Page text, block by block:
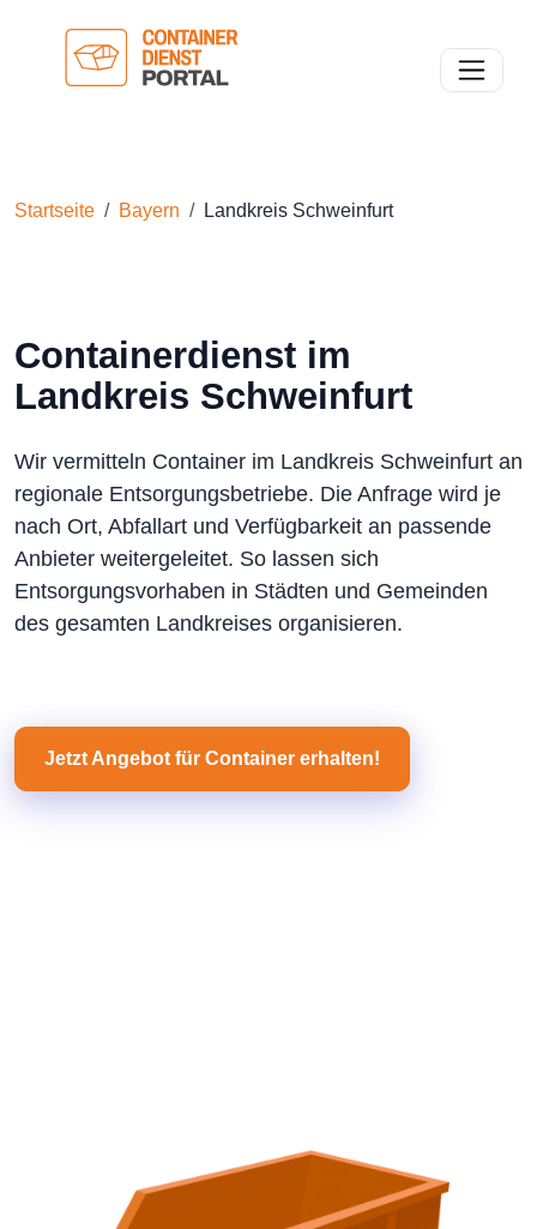
Toggle
Startseite Bayern Landkreis Schweinfurt
Containerdienst im
Landkreis Schweinfurt
Wir vermitteln Container im Landkreis Schweinfurt an
regionale Entsorgungsbetriebe. Die Anfrage wird je
nach Ort, Abfallart und Verfügbarkeit an passende
Anbieter weitergeleitet. So lassen sich
Entsorgungsvorhaben in Städten und Gemeinden
des gesamten Landkreises organisieren.
Jetzt Angebot für Container erhalten!